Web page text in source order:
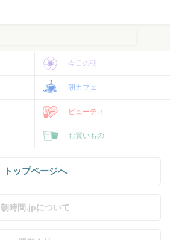
今日の朝
朝カフェ
ビューティ
お買いもの
トップページへ
朝時間.jpについて